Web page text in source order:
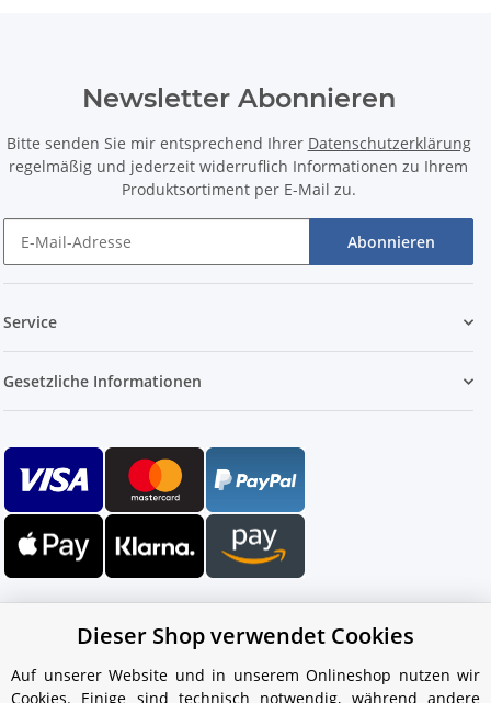
Newsletter Abonnieren
Bitte senden Sie mir entsprechend Ihrer Datenschutzerklärung
regelmäßig und jederzeit widerruflich Informationen zu Ihrem
Produktsortiment per E-Mail zu.
Abonnieren
Service
Gesetzliche Informationen
Dieser Shop verwendet Cookies
Auf unserer Website und in unserem Onlineshop nutzen wir
Cookies. Einige sind technisch notwendig, während andere